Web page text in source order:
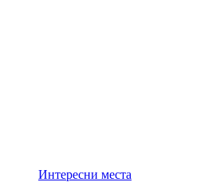
Интересни места